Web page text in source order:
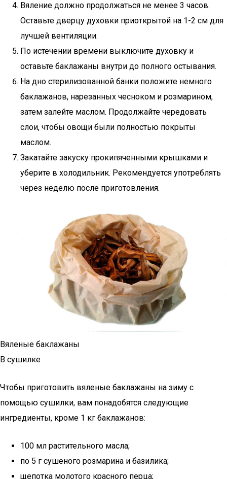
Вяление должно продолжаться не менее 3 часов.
Оставьте дверцу духовки приоткрытой на 1-2 см для
лучшей вентиляции.
По истечении времени выключите духовку и
оставьте баклажаны внутри до полного остывания.
На дно стерилизованной банки положите немного
баклажанов, нарезанных чесноком и розмарином,
затем залейте маслом. Продолжайте чередовать
слои, чтобы овощи были полностью покрыты
маслом.
Закатайте закуску прокипяченными крышками и
уберите в холодильник. Рекомендуется употреблять
через неделю после приготовления.
Вяленые баклажаны
В сушилке
Чтобы приготовить вяленые баклажаны на зиму с
помощью сушилки, вам понадобятся следующие
ингредиенты, кроме 1 кг баклажанов:
100 мл растительного масла;
по 5 г сушеного розмарина и базилика;
щепотка молотого красного перца;